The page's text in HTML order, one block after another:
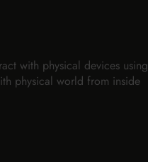
with physical devices using
physical world from inside